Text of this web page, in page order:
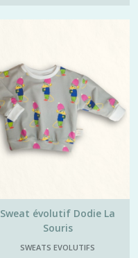
Sweat évolutif Dodie La
Souris
SWEATS EVOLUTIFS